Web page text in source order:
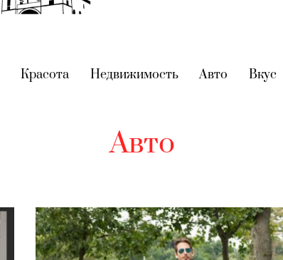
(current)
Красота (current)
Недвижимость(current)
Авто (current)
Вкус
Авто